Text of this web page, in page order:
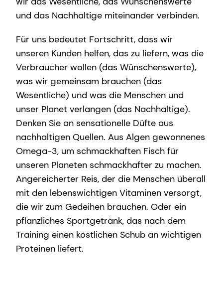
und das Nachhaltige miteinander verbinden.
Für uns bedeutet Fortschritt, dass wir
unseren Kunden helfen, das zu liefern, was die
Verbraucher wollen (das Wünschenswerte),
was wir gemeinsam brauchen (das
Wesentliche) und was die Menschen und
unser Planet verlangen (das Nachhaltige).
Denken Sie an sensationelle Düfte aus
nachhaltigen Quellen. Aus Algen gewonnenes
Omega-3, um schmackhaften Fisch für
unseren Planeten schmackhafter zu machen.
Angereicherter Reis, der die Menschen überall
mit den lebenswichtigen Vitaminen versorgt,
die wir zum Gedeihen brauchen. Oder ein
pflanzliches Sportgetränk, das nach dem
Training einen köstlichen Schub an wichtigen
Proteinen liefert.